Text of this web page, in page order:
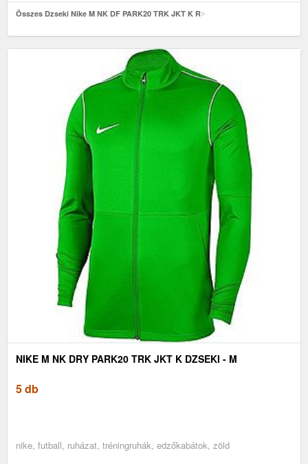
Összes Dzseki Nike M NK DF PARK20 TRK JKT K R
NIKE M NK DRY PARK20 TRK JKT K DZSEKI - M
5 db
nike, futball, ruházat, tréningruhák, edzőkabátok, zöld